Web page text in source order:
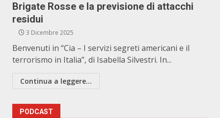
Brigate Rosse e la previsione di attacchi
residui
3 Dicembre 2025
Benvenuti in “Cia – I servizi segreti americani e il
terrorismo in Italia”, di Isabella Silvestri. In...
Continua a leggere...
PODCAST